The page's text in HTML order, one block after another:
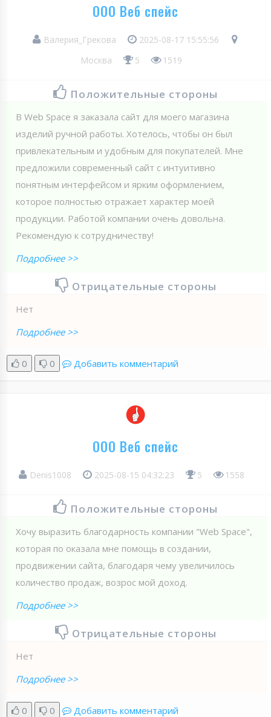
ООО Веб спейс
Валерия_Грекова
2025-08-17 15:55:56
Москва
5 1519
Положительные стороны
В Web Spaсe я заказала сайт для моего магазина
изделий ручной работы. Хотелось, чтобы он был
привлекательным и удобным для покупателей. Мне
предложили современный сайт с интуитивно
понятным интерфейсом и ярким оформлением,
которое полностью отражает характер моей
продукции. Работой компании очень довольна.
Рекомендую к сотрудничеству!
Подробнее >>
Отрицательные стороны
Нет
Подробнее >>
0 0 Добавить комментарий
ООО Веб спейс
Denis1008 2025-08-15 04:32:23 5 1558
Положительные стороны
Хочу выразить благодарность компании "Web Spaсe",
которая по оказала мне помощь в создании,
продвижении сайта, благодаря чему увеличилось
количество продаж, возрос мой доход.
Подробнее >>
Отрицательные стороны
Нет
Подробнее >>
0 0 Добавить комментарий